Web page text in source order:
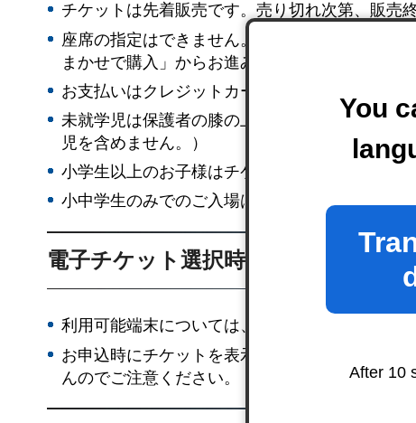
You
After 10
チケットは先着販売です。売り切れ次第、販売
座席の指定はできません。但し、購入可能枚数
まかせで購入」からお進みください。
お支払いはクレジットカード、またはコンビニ
未就学児は保護者の膝の上での観覧が可能です
児を含めません。）
小学生以上のお子様はチケットの購入が必要です
小中学生のみでのご入場はお断りいたします。
電子チケット選択時の注意事項
利用可能端末については、
お申込時にチケットを表示するスマートフォン
んのでご注意ください。